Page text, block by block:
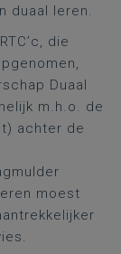
duaal leren.
die
Duaal
m.h.o. de
achter de
moest